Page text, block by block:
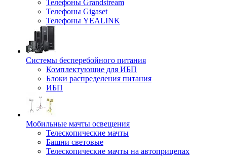
Телефоны Grandstream
Телефоны Gigaset
Телефоны YEALINK
Системы бесперебойного питания
Комплектующие для ИБП
Блоки распределения питания
ИБП
Мобильные мачты освещения
Телескопические мачты
Башни световые
Телескопические мачты на автоприцепах